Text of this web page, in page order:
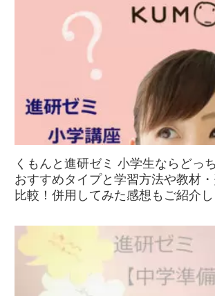
くもんと進研ゼミ 小学生ならどっ
おすすめタイプと学習方法や教材
比較！併用してみた感想もご紹介